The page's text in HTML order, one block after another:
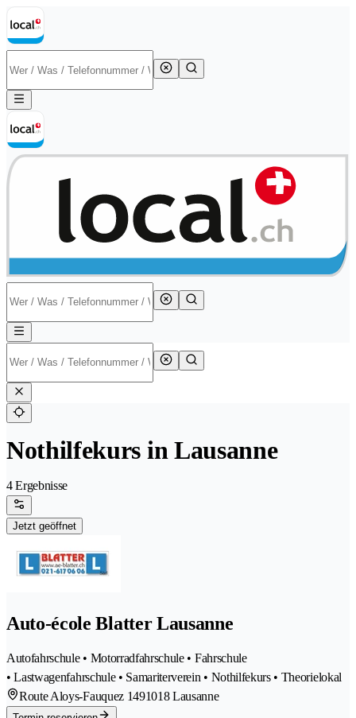
Nothilfekurs in Lausanne
4 Ergebnisse
Jetzt geöffnet
Auto-école Blatter Lausanne
Autofahrschule • Motorradfahrschule • Fahrschule
• Lastwagenfahrschule • Samariterverein • Nothilfekurs • Theorielokal
Route Aloys-Fauquez 1491018 Lausanne